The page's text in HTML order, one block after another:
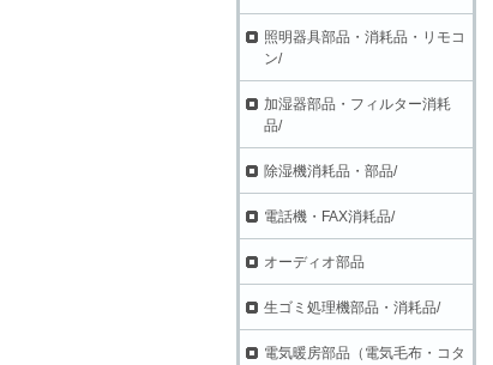
照明器具部品・消耗品・リモコ
ン/
加湿器部品・フィルター消耗
品/
除湿機消耗品・部品/
電話機・FAX消耗品/
オーディオ部品
生ゴミ処理機部品・消耗品/
電気暖房部品（電気毛布・コタ